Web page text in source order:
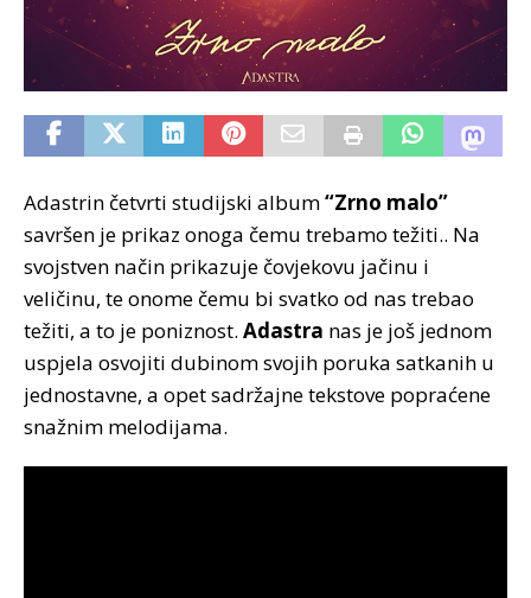
Adastrin četvrti studijski album“Zrno malo”
savršen je prikaz onoga čemu trebamo težiti.. Na
svojstven način prikazuje čovjekovu jačinu i
veličinu, te onome čemu bi svatko od nas trebao
težiti, a to je poniznost. Adastra nas je još jednom
uspjela osvojiti dubinom svojih poruka satkanih u
jednostavne, a opet sadržajne tekstove popraćene
snažnim melodijama.